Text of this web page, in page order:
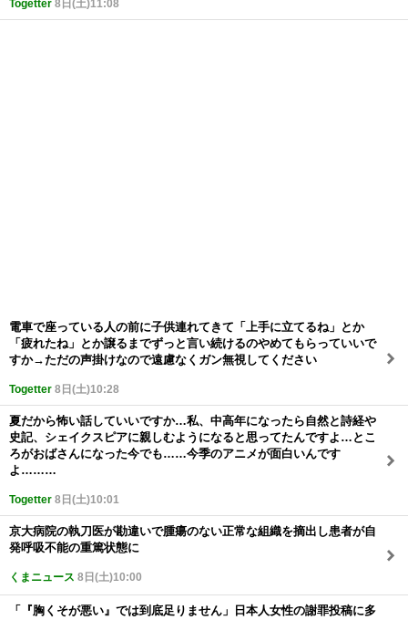
Togetter 8日(土)11:08
電車で座っている人の前に子供連れてきて「上手に立てるね」とか
「疲れたね」とか譲るまでずっと言い続けるのやめてもらっていいで
すか→ただの声掛けなので遠慮なくガン無視してください
Togetter 8日(土)10:28
夏だから怖い話していいですか…私、中高年になったら自然と詩経や
史記、シェイクスピアに親しむようになると思ってたんですよ…とこ
ろがおばさんになった今でも……今季のアニメが面白いんです
よ………
Togetter 8日(土)10:01
京大病院の執刀医が勘違いで腫瘍のない正常な組織を摘出し患者が自
発呼吸不能の重篤状態に
くまニュース 8日(土)10:00
「『胸くそが悪い』では到底足りません」日本人女性の謝罪投稿に多